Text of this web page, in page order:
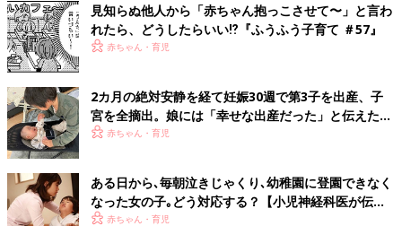
見知らぬ他人から「赤ちゃん抱っこさせて〜」と言わ
れたら、どうしたらいい⁉︎『ふうふう子育て ＃57』
赤ちゃん・育児
2カ月の絶対安静を経て妊娠30週で第3子を出産、子
宮を全摘出。娘には「幸せな出産だった」と伝えたい
【極低出生体重児】
赤ちゃん・育児
ある日から､毎朝泣きじゃくり､幼稚園に登園できなく
なった女の子｡どう対応する？【小児神経科医が伝え
る〜親子のゆくり〜】
赤ちゃん・育児